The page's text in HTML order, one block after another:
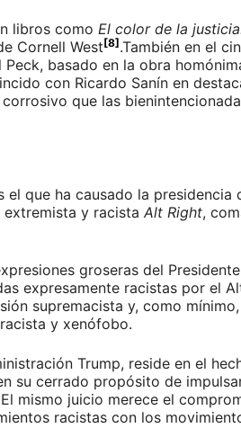
libros como El color de la
Cornell West[8].También en el
Peck, basado en la obra
con Ricardo Sanín en
que las
que ha causado la presidencia
y racista Alt Right,
groseras del
expresamente racistas por el
supremacista y, como
y xenófobo.
Trump, reside en el
su cerrado propósito de
mismo juicio merece el
racistas con los